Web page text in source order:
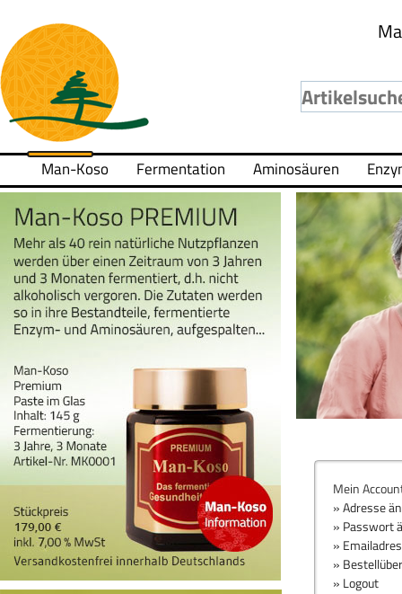
Man-Koso Fermentation Aminosäuren
Mein
» Adresse
» Passwort
»
»
» Logout